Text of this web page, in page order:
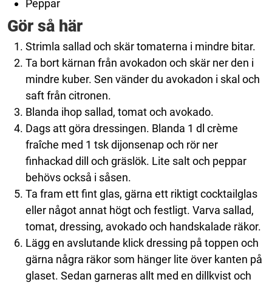
Peppar
Gör så här
Strimla sallad och skär tomaterna i mindre bitar.
Ta bort kärnan från avokadon och skär ner den i
mindre kuber. Sen vänder du avokadon i skal och
saft från citronen.
Blanda ihop sallad, tomat och avokado.
Dags att göra dressingen. Blanda 1 dl crème
fraîche med 1 tsk dijonsenap och rör ner
finhackad dill och gräslök. Lite salt och peppar
behövs också i såsen.
Ta fram ett fint glas, gärna ett riktigt cocktailglas
eller något annat högt och festligt. Varva sallad,
tomat, dressing, avokado och handskalade räkor.
Lägg en avslutande klick dressing på toppen och
gärna några räkor som hänger lite över kanten på
glaset. Sedan garneras allt med en dillkvist och